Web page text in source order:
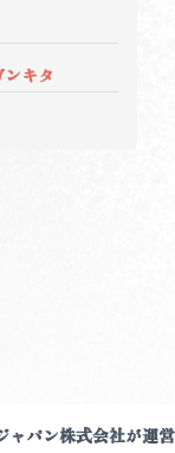
キタ
ャパン株式会社が運営